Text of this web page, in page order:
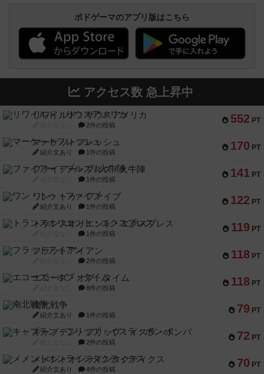
ボドゲーマのアプリ版はこちら
アクセス数 急上昇中
552 PT
リワイルド：サウスアメリカ
2件の投稿
170 PT
マーケットフレッシュ
紹介文あり 1件の投稿
141 PT
ファイアー・ブルズ / 火牛陣
1件の投稿
122 PT
ワン・トゥ・ファイブ
紹介文あり 1件の投稿
119 PT
トランスオリエント・エクスプレス
1件の投稿
118 PT
フラットアイアン
2件の投稿
118 PT
エコーズ・オブ・タイム
8件の投稿
79 PT
南北戦争
紹介文あり 1件の投稿
72 PT
キャプテン・フリップ：イスラ・ボンバ
2件の投稿
70 PT
メメントオンラインタクティクス
紹介文あり 4件の投稿